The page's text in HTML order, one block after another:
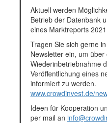
Diese Anlage, die auf dem
wird, soll den Betrieb
versorgen. Die geplante
Gesamtleistung von 252 kWp
einerseits die Stromkosten
über die Gesamtlebensdauer
CO2 eingespart werden.
Fundingsumme
Finanziert in
Segment
Anlagestatus
Plattform
Aktuell werden
Betrieb der Datenbank
eines Marktreports
Tragen Sie sich gerne
Newsletter ein, um
Wiederinbetriebnahme
Veröffentlichung eines
informiert zu werden.
www.crowdinvest.de/
Ideen für Kooperation
per mail an